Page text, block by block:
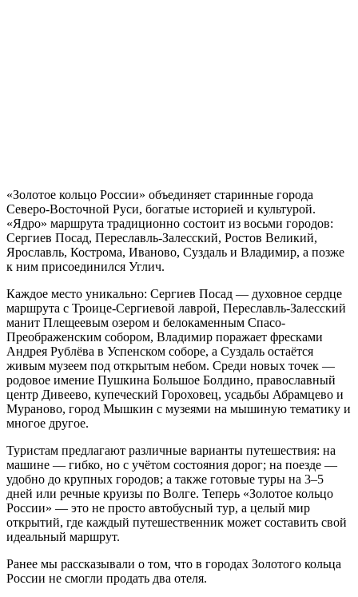
«Золотое кольцо России» объединяет старинные города
Северо-Восточной Руси, богатые историей и культурой.
«Ядро» маршрута традиционно состоит из восьми городов:
Сергиев Посад, Переславль-Залесский, Ростов Великий,
Ярославль, Кострома, Иваново, Суздаль и Владимир, а позже
к ним присоединился Углич.
Каждое место уникально: Сергиев Посад — духовное сердце
маршрута с Троице-Сергиевой лаврой, Переславль-Залесский
манит Плещеевым озером и белокаменным Спасо-
Преображенским собором, Владимир поражает фресками
Андрея Рублёва в Успенском соборе, а Суздаль остаётся
живым музеем под открытым небом. Среди новых точек —
родовое имение Пушкина Большое Болдино, православный
центр Дивеево, купеческий Гороховец, усадьбы Абрамцево и
Мураново, город Мышкин с музеями на мышиную тематику и
многое другое.
Туристам предлагают различные варианты путешествия: на
машине — гибко, но с учётом состояния дорог; на поезде —
удобно до крупных городов; а также готовые туры на 3–5
дней или речные круизы по Волге. Теперь «Золотое кольцо
России» — это не просто автобусный тур, а целый мир
открытий, где каждый путешественник может составить свой
идеальный маршрут.
Ранее мы рассказывали о том, что в городах Золотого кольца
России не смогли продать два отеля.